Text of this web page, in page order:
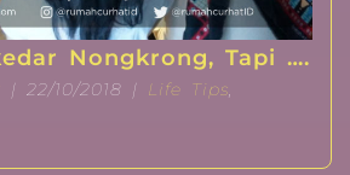
Nongkrong, Tapi ….
| 22/10/2018 | Life Tips,